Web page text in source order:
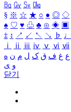
㏃ ㏉ ㏜ ㏆
§ ※ ☆ ★ ○ ● ◎ ◇
♠ ♡ ♥ ♧ ♣ ⊙ ◈ ▣
‡ ↕ ↗ ↙ ↖ ↘ ♭ ♩
ⅰ
ⅱ ⅲ ⅳ ⅴ ⅵ ⅶ
ع غ ف ق ک ل م ن ه
و ی
닫기